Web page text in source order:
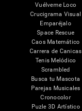
Vuélveme Loco
Crucigrama Visual
Emparéjalo
Space Rescue
Caos Matemático
Carrera de Canicas
Tenis Melódico
Scrambled
Busca tu Mascota
Parejas Musicales
Cronocolor
Puzle 3D Artístico